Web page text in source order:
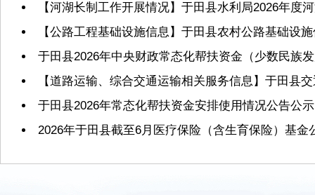
【河湖长制工作开展情况】于田县水利局2026年度
【公路工程基础设施信息】于田县农村公路基础设
于田县2026年中央财政常态化帮扶资金（少数民族
【道路运输、综合交通运输相关服务信息】于田县
于田县2026年常态化帮扶资金安排使用情况公告公示
2026年于田县截至6月医疗保险（含生育保险）基金